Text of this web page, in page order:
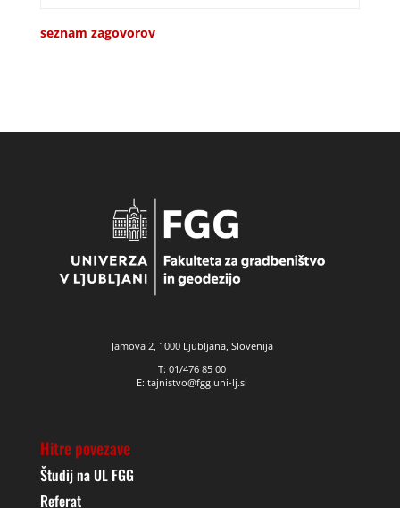
seznam zagovorov
Jamova 2, 1000 Ljubljana, Slovenija
T: 01/476 85 00
E: tajnistvo@fgg.uni-lj.si
Hitre povezave
Študij na UL FGG
Referat